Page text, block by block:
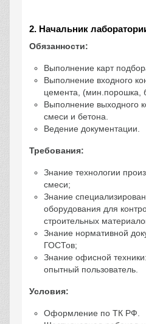
2. Начальник
Обязанности:
Выполнение карт
Выполнение входного
цемента, (мин.порошка,
Выполнение выходного
смеси и бетона.
Ведение документации.
Требования:
Знание технологии
смеси;
Знание
оборудования для
строительных
Знание нормативной
ГОСТов;
Знание офисной
опытный пользователь.
Условия:
Оформление по ТК РФ.